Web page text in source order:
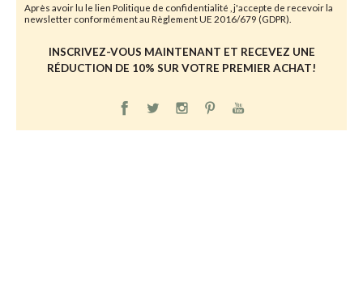
Après avoir lu le lien Politique de confidentialité , j'accepte de recevoir la
newsletter conformément au Règlement UE 2016/679 (GDPR).
INSCRIVEZ-VOUS MAINTENANT ET RECEVEZ UNE
RÉDUCTION DE 10% SUR VOTRE PREMIER ACHAT!